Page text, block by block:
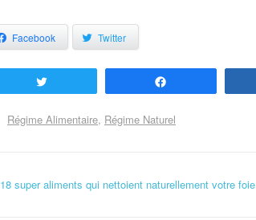
Facebook Twitter
Régime Alimentaire Régime Naturel
Navigation d'article
18 super aliments qui nettoient naturellement votre foie